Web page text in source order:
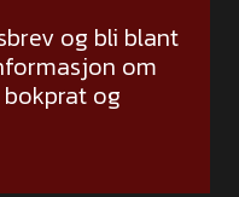
og bli blant
om
og